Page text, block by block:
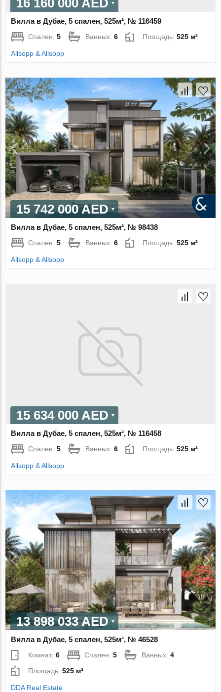
16 160 000 AED
Вилла в Дубае, 5 спален, 525м², № 116459
Спален:5 Ванных:6 Площадь:525 м²
Allsopp & Allsopp
15 742 000 AED
Вилла в Дубае, 5 спален, 525м², № 98438
Спален:5 Ванных:6 Площадь:525 м²
Allsopp & Allsopp
15 634 000 AED
Вилла в Дубае, 5 спален, 525м², № 116458
Спален:5 Ванных:6 Площадь:525 м²
Allsopp & Allsopp
13 898 033 AED
Вилла в Дубае, 5 спален, 525м², № 46528
Комнат:6 Спален:5 Ванных:4
Площадь:525 м²
DDA Real Estate